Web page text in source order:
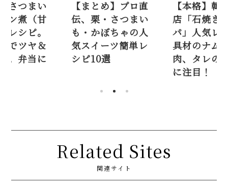
】プロ直
さつまい
ちゃの人
ツ簡単レ
【本格】韓国料理
店「石焼きビビン
パ」人気レシピ。
具材のナムル、ひき
肉、タレの味付け
【プロ】さ
ものレモン
煮）人気レ
はちみつで
しっとり。
も◎
Related Sites
関連サイト